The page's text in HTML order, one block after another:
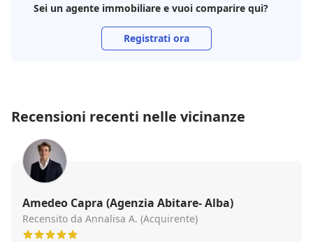
Sei un agente immobiliare e vuoi comparire qui?
Registrati ora
Recensioni recenti nelle vicinanze
Amedeo Capra (Agenzia Abitare- Alba)
Recensito da Annalisa A. (Acquirente)